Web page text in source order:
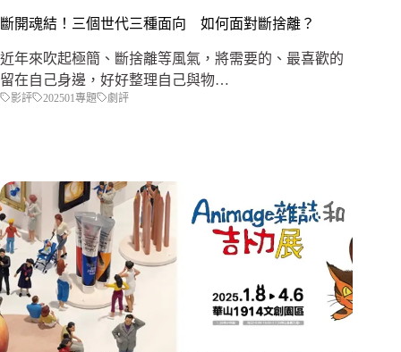
斷開魂結！三個世代三種面向 如何面對斷捨離？
近年來吹起極簡、斷捨離等風氣，將需要的、最喜歡的
留在自己身邊，好好整理自己與物…
影評 202501專題 劇評